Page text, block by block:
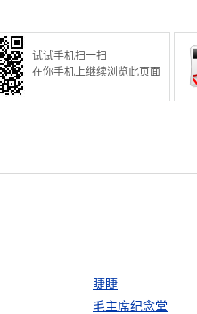
试试手机扫一扫
在你手机上继续浏览此页面
睫睫
毛主席纪念堂